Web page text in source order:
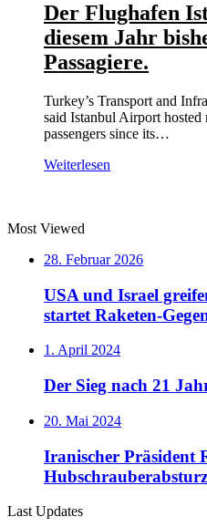
Der Flughafen
diesem Jahr
Passagiere.
Turkey’s Transport and
said Istanbul Airport
passengers since its…
Weiterlesen
Most Viewed
28. Februar 2026
USA und Israel
startet Raketen-
1. April 2024
Der Sieg nach 21
20. Mai 2024
Iranischer Präsident
Hubschrauberabsturz
Last Updates